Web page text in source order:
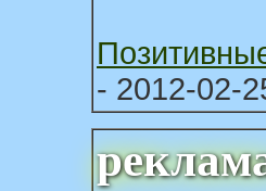
- 2012-02-